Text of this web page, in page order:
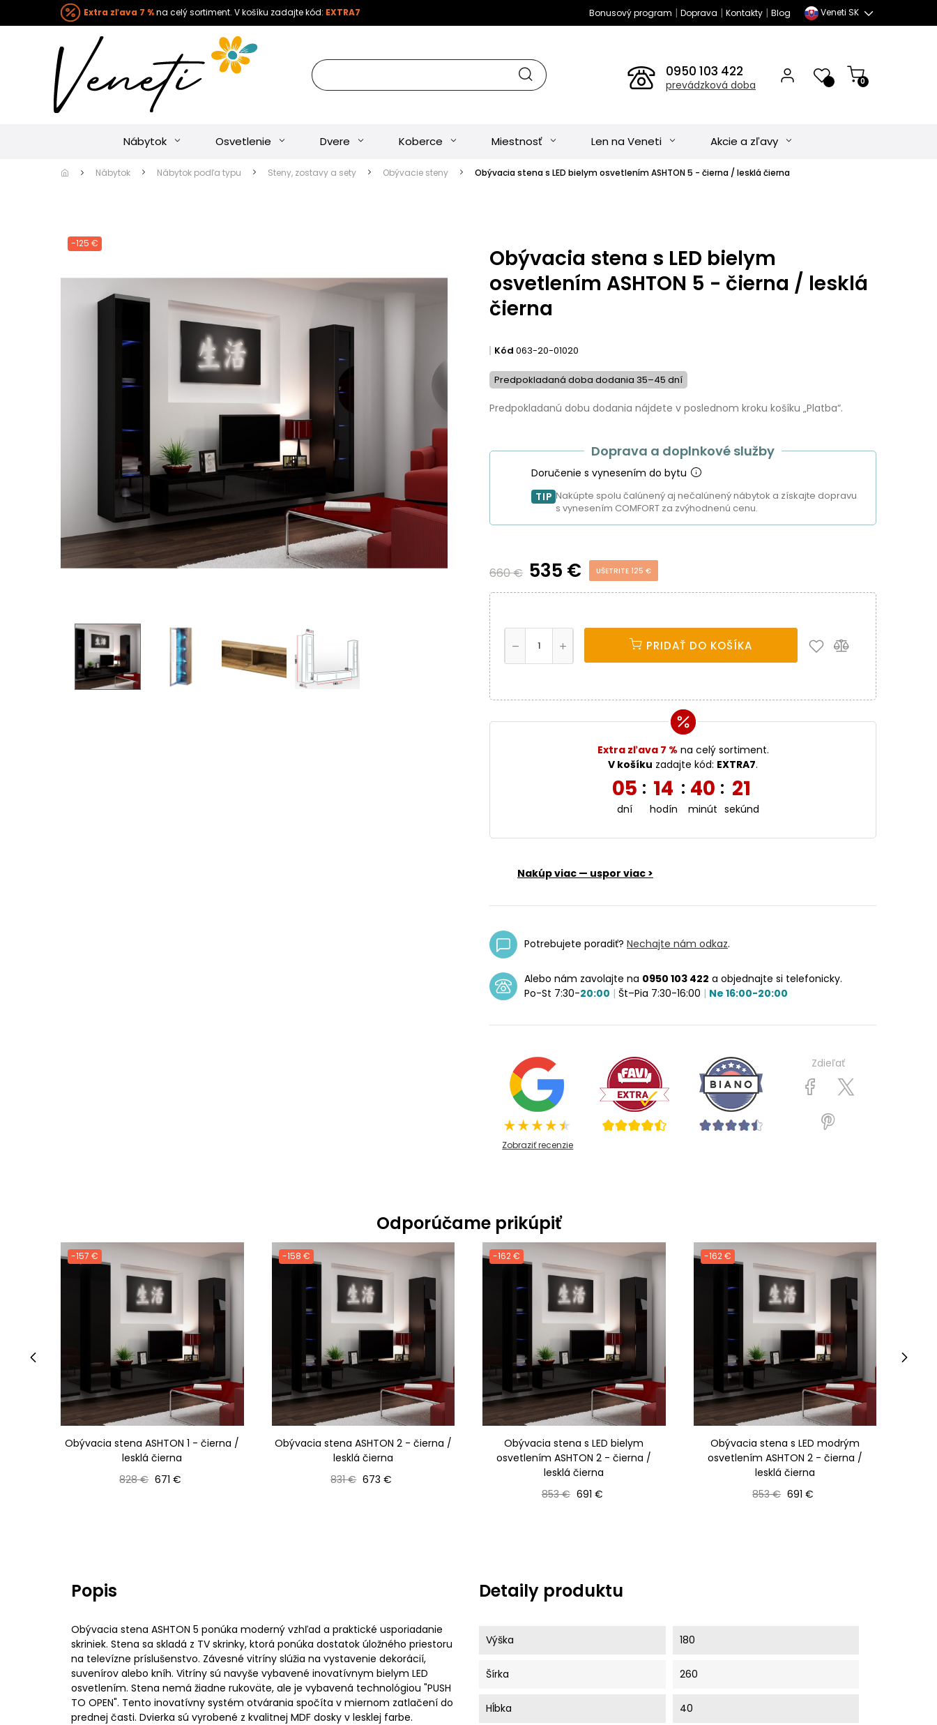
Extra zľava 7 %na celý sortiment. V košíku zadajte kód: EXTRA7 Bonusový program | Doprava | Kontakty| Blog Veneti SK
0950 103 422
prevádzková doba 0
Nábytok Osvetlenie Dvere Koberce Miestnosť Len na Veneti Akcie a zľavy
Nábytok Nábytok podľa typu Steny, zostavy a sety Obývacie steny Obývacia stena s LED bielym osvetlením ASHTON 5 - čierna / lesklá čierna
-125 €
Obývacia stena s LED bielym
osvetlením ASHTON 5 - čierna / lesklá
čierna
Kód 063-20-01020
Predpokladaná doba dodania 35–45 dní
Predpokladanú dobu dodania nájdete v poslednom kroku košíku „Platba“.
Doprava a doplnkové služby
Doručenie s vynesením do bytu
TIP Nakúpte spolu čalúnený aj nečalúnený nábytok a získajte dopravu
s vynesením COMFORT za zvýhodnenú cenu.
660 € 535 € UŠETRITE 125 €
PRIDAŤ DO KOŠÍKA
Extra zľava 7 % na celý sortiment.
V košíku zadajte kód: EXTRA7.
05
dní
: 14
hodín
: 40
minút
: 19
sekúnd
Nakúp viac — uspor viac >
Potrebujete poradiť? Nechajte nám odkaz.
Alebo nám zavolajte na 0950 103 422 a objednajte si telefonicky.
Po-St 7:30-20:00 | Št–Pia 7:30-16:00 | Ne 16:00-20:00
Zobraziť recenzie
Zdieľať
Odporúčame prikúpiť
-157 €
Obývacia stena ASHTON 1 - čierna /
lesklá čierna
Bežná cena
828 € Cena
671 €
-158 €
Obývacia stena ASHTON 2 - čierna /
lesklá čierna
Bežná cena
831 € Cena
673 €
-162 €
Obývacia stena s LED bielym
osvetlením ASHTON 2 - čierna /
lesklá čierna
Bežná cena
853 € Cena
691 €
-162 €
Obývacia stena s LED modrým
osvetlením ASHTON 2 - čierna /
lesklá čierna
Bežná cena
853 € Cena
691 €
Popis
Obývacia stena ASHTON 5 ponúka moderný vzhľad a praktické usporiadanie
skriniek. Stena sa skladá z TV skrinky, ktorá ponúka dostatok úložného priestoru
na televízne príslušenstvo. Závesné vitríny slúžia na vystavenie dekorácií,
suvenírov alebo kníh. Vitríny sú navyše vybavené inovatívnym bielym LED
osvetlením. Stena nemá žiadne rukoväte, ale je vybavená technológiou "PUSH
TO OPEN". Tento inovatívny systém otvárania spočíta v miernom zatlačení do
prednej časti. Dvierka sú vyrobené z kvalitnej MDF dosky v lesklej farbe.
Detaily produktu
Výška 180
Šírka 260
Hĺbka 40